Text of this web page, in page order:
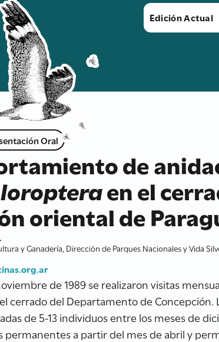
Edición Actual
Oral
de
en el
oriental de
y Ganadería, Dirección de Parques Nacionales y Vida
de 1989 se realizaron visitas
cerrado del Departamento de
de 5-13 individuos entre los meses de
permanentes a partir del mes de abril y